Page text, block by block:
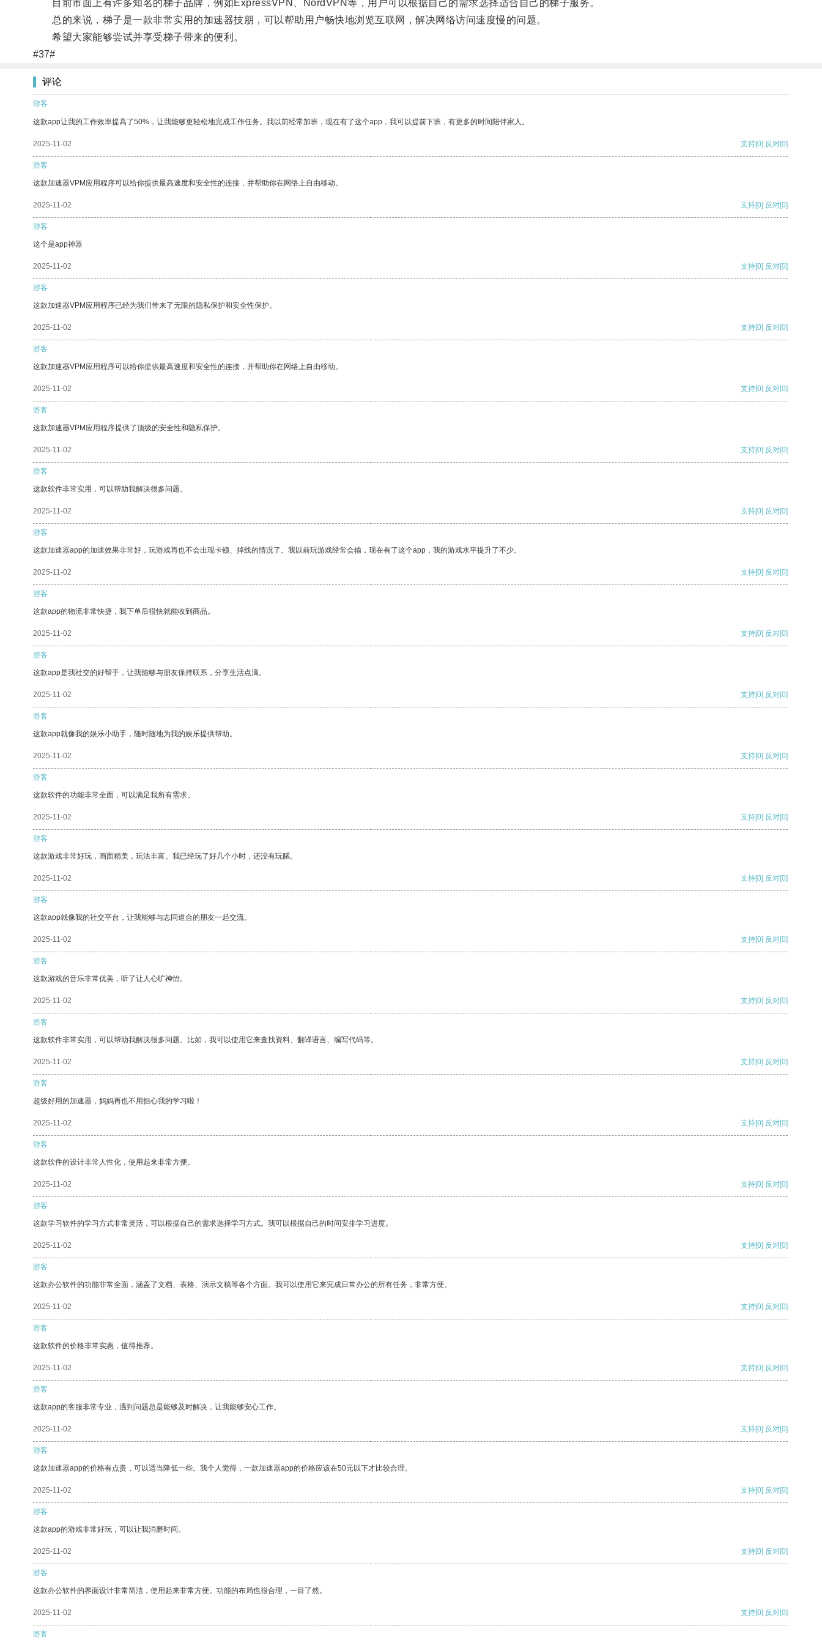
目前市面上有许多知名的梯子品牌，例如ExpressVPN、NordVPN等，用户可以根据自己的需求选择适合自己的梯子服务。
总的来说，梯子是一款非常实用的加速器技朋，可以帮助用户畅快地浏览互联网，解决网络访问速度慢的问题。
希望大家能够尝试并享受梯子带来的便利。
#37#
评论
游客
这款app让我的工作效率提高了50%，让我能够更轻松地完成工作任务。我以前经常加班，现在有了这个app，我可以提前下班，有更多的时间陪伴家人。
2025-11-02 支持[0] 反对[0]
游客
这款加速器VPM应用程序可以给你提供最高速度和安全性的连接，并帮助你在网络上自由移动。
2025-11-02 支持[0] 反对[0]
游客
这个是app神器
2025-11-02 支持[0] 反对[0]
游客
这款加速器VPM应用程序已经为我们带来了无限的隐私保护和安全性保护。
2025-11-02 支持[0] 反对[0]
游客
这款加速器VPM应用程序可以给你提供最高速度和安全性的连接，并帮助你在网络上自由移动。
2025-11-02 支持[0] 反对[0]
游客
这款加速器VPM应用程序提供了顶级的安全性和隐私保护。
2025-11-02 支持[0] 反对[0]
游客
这款软件非常实用，可以帮助我解决很多问题。
2025-11-02 支持[0] 反对[0]
游客
这款加速器app的加速效果非常好，玩游戏再也不会出现卡顿、掉线的情况了。我以前玩游戏经常会输，现在有了这个app，我的游戏水平提升了不少。
2025-11-02 支持[0] 反对[0]
游客
这款app的物流非常快捷，我下单后很快就能收到商品。
2025-11-02 支持[0] 反对[0]
游客
这款app是我社交的好帮手，让我能够与朋友保持联系，分享生活点滴。
2025-11-02 支持[0] 反对[0]
游客
这款app就像我的娱乐小助手，随时随地为我的娱乐提供帮助。
2025-11-02 支持[0] 反对[0]
游客
这款软件的功能非常全面，可以满足我所有需求。
2025-11-02 支持[0] 反对[0]
游客
这款游戏非常好玩，画面精美，玩法丰富。我已经玩了好几个小时，还没有玩腻。
2025-11-02 支持[0] 反对[0]
游客
这款app就像我的社交平台，让我能够与志同道合的朋友一起交流。
2025-11-02 支持[0] 反对[0]
游客
这款游戏的音乐非常优美，听了让人心旷神怡。
2025-11-02 支持[0] 反对[0]
游客
这款软件非常实用，可以帮助我解决很多问题。比如，我可以使用它来查找资料、翻译语言、编写代码等。
2025-11-02 支持[0] 反对[0]
游客
超级好用的加速器，妈妈再也不用担心我的学习啦！
2025-11-02 支持[0] 反对[0]
游客
这款软件的设计非常人性化，使用起来非常方便。
2025-11-02 支持[0] 反对[0]
游客
这款学习软件的学习方式非常灵活，可以根据自己的需求选择学习方式。我可以根据自己的时间安排学习进度。
2025-11-02 支持[0] 反对[0]
游客
这款办公软件的功能非常全面，涵盖了文档、表格、演示文稿等各个方面。我可以使用它来完成日常办公的所有任务，非常方便。
2025-11-02 支持[0] 反对[0]
游客
这款软件的价格非常实惠，值得推荐。
2025-11-02 支持[0] 反对[0]
游客
这款app的客服非常专业，遇到问题总是能够及时解决，让我能够安心工作。
2025-11-02 支持[0] 反对[0]
游客
这款加速器app的价格有点贵，可以适当降低一些。我个人觉得，一款加速器app的价格应该在50元以下才比较合理。
2025-11-02 支持[0] 反对[0]
游客
这款app的游戏非常好玩，可以让我消磨时间。
2025-11-02 支持[0] 反对[0]
游客
这款办公软件的界面设计非常简洁，使用起来非常方便。功能的布局也很合理，一目了然。
2025-11-02 支持[0] 反对[0]
游客